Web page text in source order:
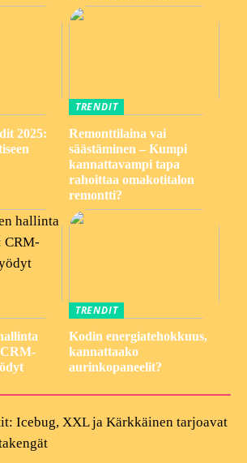
2025:
TRENDIT
Remonttilaina vai
säästäminen – Kumpi
kannattavampi tapa
rahoittaa omakotitalon
remontti?
TRENDIT
Kodin energiatehokkuus,
kannattaako
aurinkopaneelit?
Icebug, XXL ja Kärkkäinen tarjoavat